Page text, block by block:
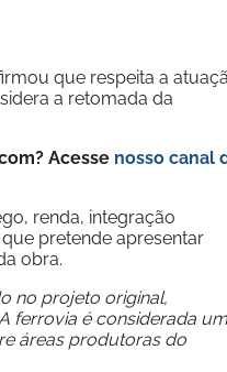
que respeita a
a retomada da
Acesse nosso canal
renda, integração
pretende apresentar
obra.
no projeto original,
ferrovia é considerada
áreas produtoras do